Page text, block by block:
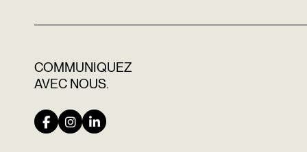
COMMUNIQUEZ
AVEC NOUS.